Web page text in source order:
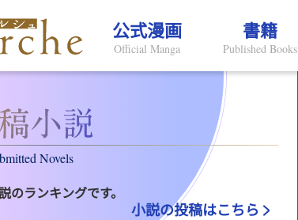
公式漫画
Official Manga
書籍
Published Books
Novels
のランキングです。
小説の投稿はこちら